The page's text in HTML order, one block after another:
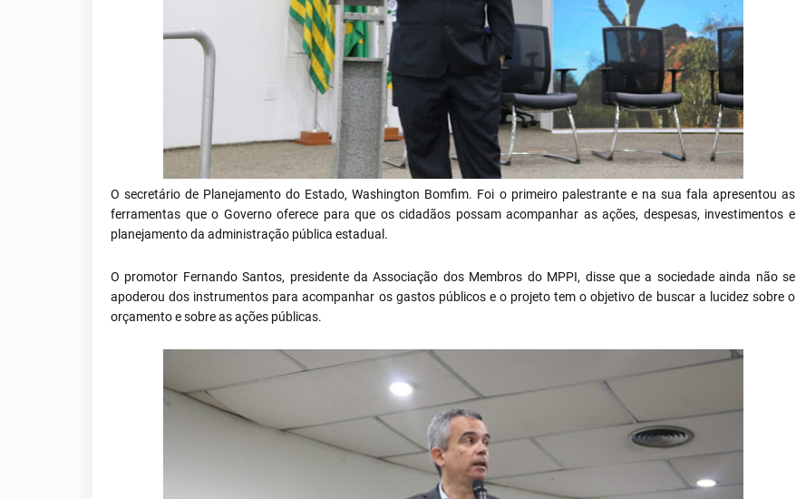
O secretário de Planejamento do Estado, Washington Bomfim. Foi o primeiro palestrante e na sua fala apresentou as
ferramentas que o Governo oferece para que os cidadãos possam acompanhar as ações, despesas, investimentos e
planejamento da administração pública estadual.
O promotor Fernando Santos, presidente da Associação dos Membros do MPPI, disse que a sociedade ainda não se
apoderou dos instrumentos para acompanhar os gastos públicos e o projeto tem o objetivo de buscar a lucidez sobre o
orçamento e sobre as ações públicas.